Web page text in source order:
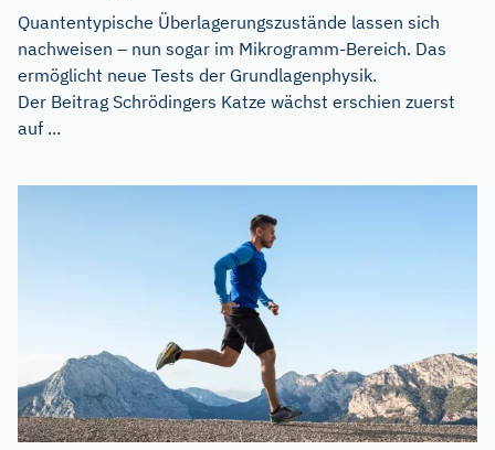
Quantentypische Überlagerungszustände lassen sich
nachweisen – nun sogar im Mikrogramm-Bereich. Das
ermöglicht neue Tests der Grundlagenphysik.
Der Beitrag Schrödingers Katze wächst erschien zuerst
auf ...